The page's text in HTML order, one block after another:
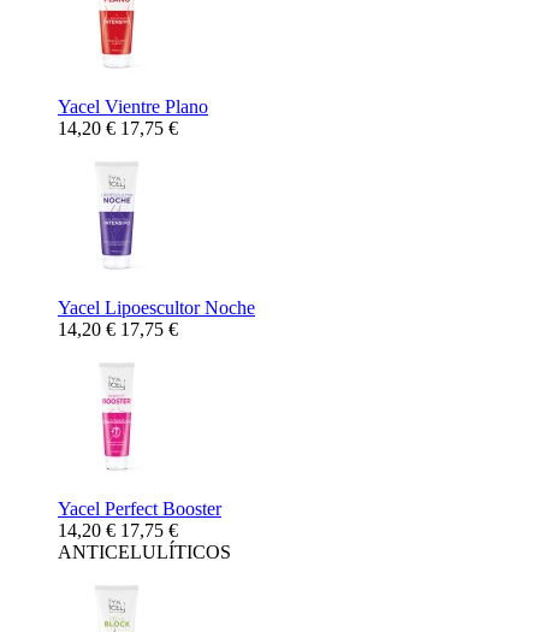
Yacel Vientre Plano
14,20 € 17,75 €
Yacel Lipoescultor Noche
14,20 € 17,75 €
Yacel Perfect Booster
14,20 € 17,75 €
ANTICELULÍTICOS